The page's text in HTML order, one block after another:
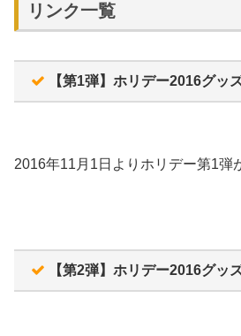
リンク一覧
【第1弾】ホリデー2016グッ
2016年11月1日よりホリデー第1弾
【第2弾】ホリデー2016グッ